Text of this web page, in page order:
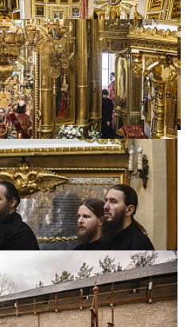
Фото